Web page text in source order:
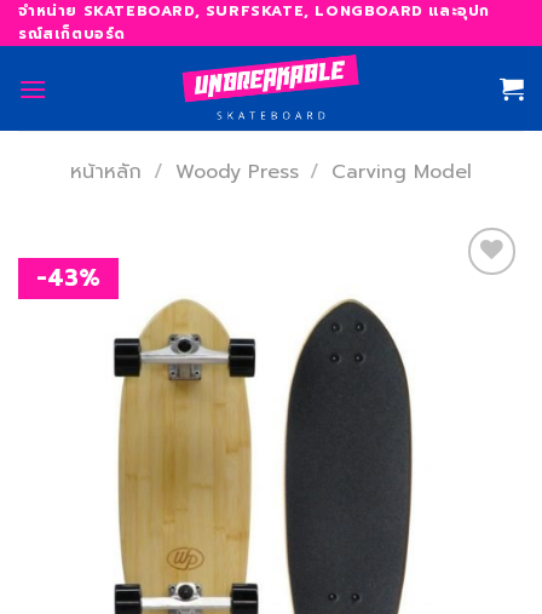
Skip
to
content
จำหน่าย SKATEBOARD, SURFSKATE, LONGBOARD และอุปก
รณ์สเก็ตบอร์ด
หน้าหลัก / Woody Press / Carving Model
-43%